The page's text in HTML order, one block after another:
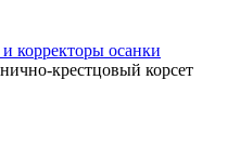
корректоры осанки
крестцовый корсет